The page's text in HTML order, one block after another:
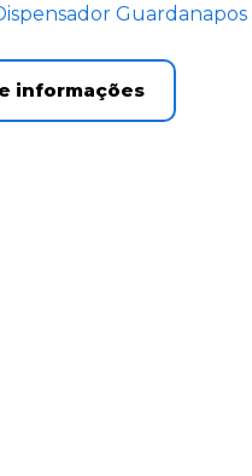
Guardanapos
informações